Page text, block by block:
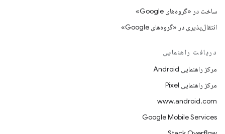
ساخت در «گروه‌های Google»
انتقال‌پذیری در «گروه‌های Google»
دریافت راهنمایی
مرکز راهنمایی Android
مرکز راهنمایی Pixel
www.android.com
Google Mobile Services